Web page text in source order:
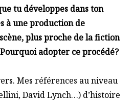
tu développes dans ton
à une production de
plus proche de la fiction
adopter ce procédé?
Mes références au niveau
David Lynch…) d’histoire